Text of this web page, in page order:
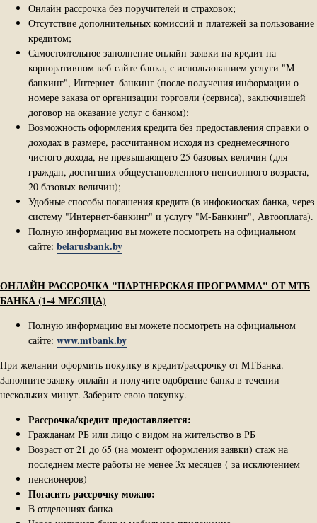
Онлайн рассрочка без поручителей и страховок;
Отсутствие дополнительных комиссий и платежей за пользование
кредитом;
Самостоятельное заполнение онлайн-заявки на кредит на
корпоративном веб-сайте банка, с использованием услуги "М-
банкинг", Интернет–банкинг (после получения информации о
номере заказа от организации торговли (сервиса), заключившей
договор на оказание услуг с банком);
Возможность оформления кредита без предоставления справки о
доходах в размере, рассчитанном исходя из среднемесячного
чистого дохода, не превышающего 25 базовых величин (для
граждан, достигших общеустановленного пенсионного возраста, –
20 базовых величин);
Удобные способы погашения кредита (в инфокиосках банка, через
систему "Интернет-банкинг" и услугу "М-Банкинг", Автооплата).
Полную информацию вы можете посмотреть на официальном
сайте: belarusbank.by
ОНЛАЙН РАССРОЧКА "ПАРТНЕРСКАЯ ПРОГРАММА" ОТ МТБ
БАНКА (1-4 МЕСЯЦА)
Полную информацию вы можете посмотреть на официальном
сайте: www.mtbank.by
При желании оформить покупку в кредит/рассрочку от МТБанка.
Заполните заявку онлайн и получите одобрение банка в течении
нескольких минут. Заберите свою покупку.
Рассрочка/кредит предоставляется:
Гражданам РБ или лицо с видом на жительство в РБ
Возраст от 21 до 65 (на момент оформления заявки) стаж на
последнем месте работы не менее 3х месяцев ( за исключением
пенсионеров)
Погасить рассрочку можно:
В отделениях банка